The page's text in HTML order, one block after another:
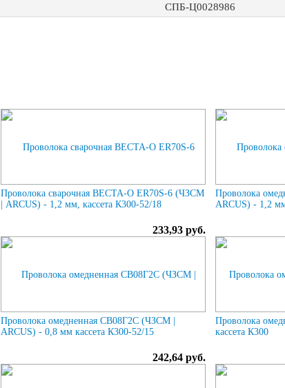
СПБ-Ц0028986
Проволока сварочная ВЕСТА-О ER70S-6 (ЧЗСМ
| ARCUS) - 1,2 мм, кассета К300-52/18
233,93 руб.
Проволока
ARCUS) - 1,2
Проволока омедненная СВ08Г2С (ЧЗСМ |
ARCUS) - 0,8 мм кассета К300-52/15
242,64 руб.
Проволока
кассета К300